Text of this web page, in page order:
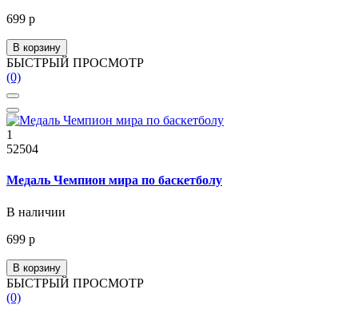
699 р
В корзину
БЫСТРЫЙ ПРОСМОТР
(0)
1
52504
Медаль Чемпион мира по баскетболу
В наличии
699 р
В корзину
БЫСТРЫЙ ПРОСМОТР
(0)